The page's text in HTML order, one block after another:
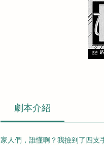
劇本介紹
家人們，誰懂啊？我撿到了四支